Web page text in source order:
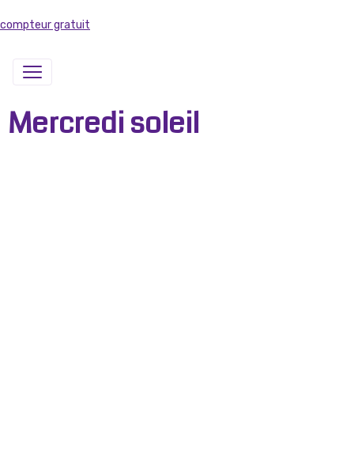
compteur gratuit
Mercredi soleil